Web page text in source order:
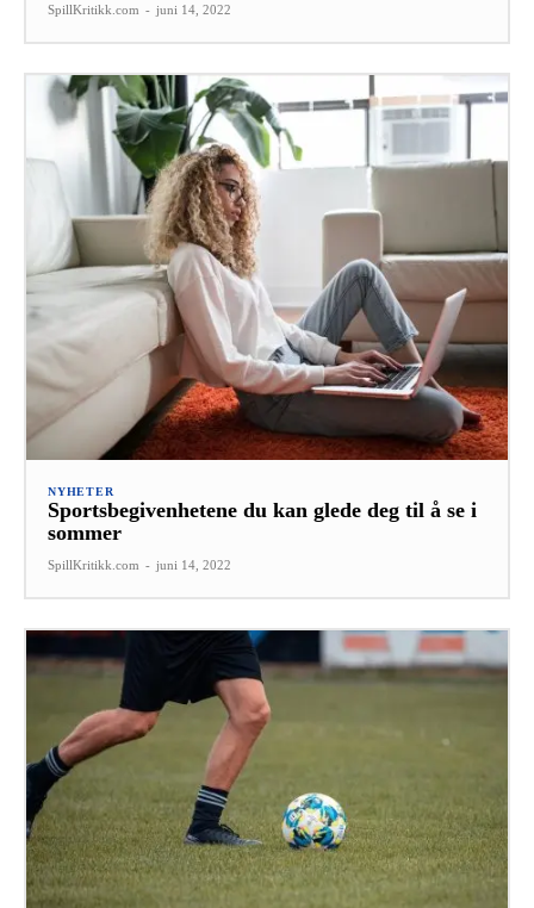
SpillKritikk.com - juni 14, 2022
NYHETER
Sportsbegivenhetene du kan glede deg til å se i
sommer
SpillKritikk.com - juni 14, 2022